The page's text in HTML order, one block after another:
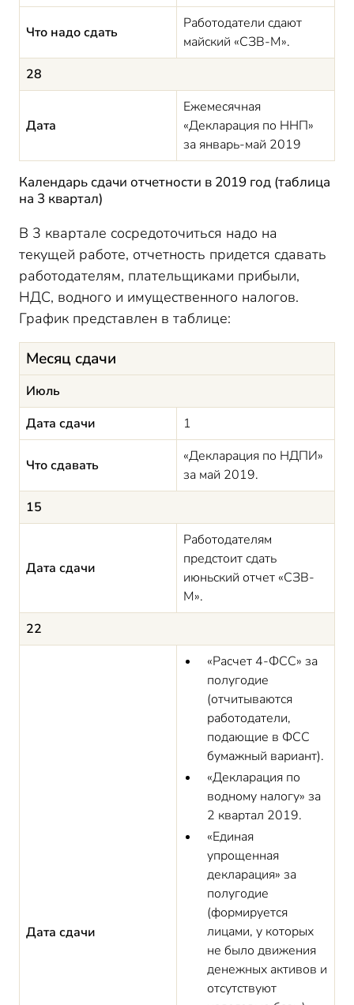
Что надо сдать
Работодатели сдают
майский «СЗВ-М».
28
Дата
Ежемесячная
«Декларация по ННП»
за январь-май 2019
Календарь сдачи отчетности в 2019 год (таблица
на 3 квартал)
В 3 квартале сосредоточиться надо на
текущей работе, отчетность придется сдавать
работодателям, плательщиками прибыли,
НДС, водного и имущественного налогов.
График представлен в таблице:
Месяц сдачи
Июль
Дата сдачи
1
Что сдавать
«Декларация по НДПИ»
за май 2019.
15
Дата сдачи
Работодателям
предстоит сдать
июньский отчет «СЗВ-
М».
22
Дата сдачи
«Расчет 4-ФСС» за
полугодие
(отчитываются
работодатели,
подающие в ФСС
бумажный вариант).
«Декларация по
водному налогу» за
2 квартал 2019.
«Единая
упрощенная
декларация» за
полугодие
(формируется
лицами, у которых
не было движения
денежных активов и
отсутствуют